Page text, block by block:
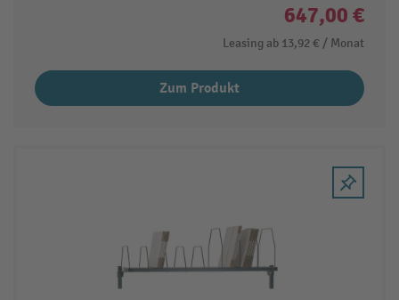
647,00 €
Leasing ab 13,92 € / Monat
Zum Produkt